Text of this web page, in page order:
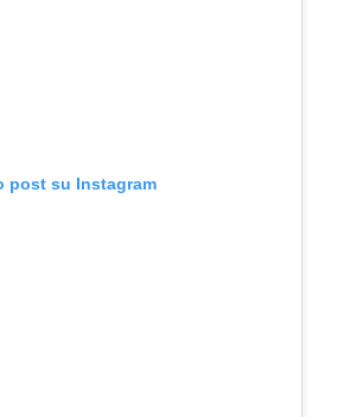
post su Instagram